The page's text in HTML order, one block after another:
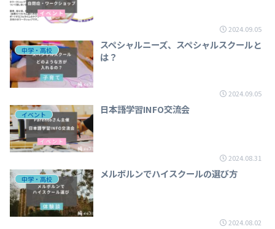
2024.09.05
中学・高校
スペシャルニーズ、スペシャルスクールと
は？
2024.09.05
イベント 日本語学習INFO交流会
2024.08.31
中学・高校 メルボルンでハイスクールの選び方
2024.08.02